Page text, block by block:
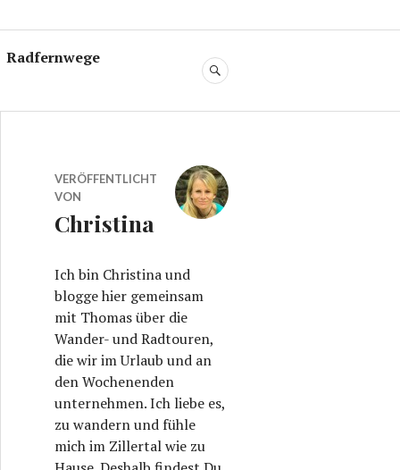
Radfernwege
SUCHE
VERÖFFENTLICHT
VON
Christina
Ich bin Christina und
blogge hier gemeinsam
mit Thomas über die
Wander- und Radtouren,
die wir im Urlaub und an
den Wochenenden
unternehmen. Ich liebe es,
zu wandern und fühle
mich im Zillertal wie zu